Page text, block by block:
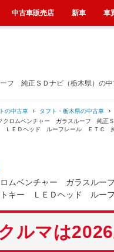
フ 純正ＳＤナビ（栃木県）の中
の中古車 タフト・栃木県の中古車
クロムベンチャー ガラスルーフ 純
ＬＥＤヘッド ルーフレール ＥＴＣ 純
ムベンチャー ガラスル
キー ＬＥＤヘッド ルー
ルマは
中古車販売店 新車 車